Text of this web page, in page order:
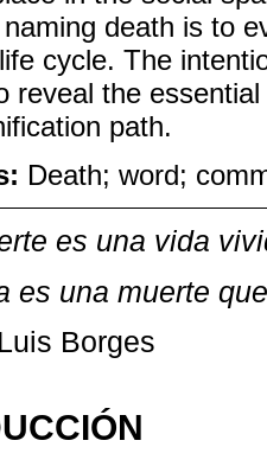
death is to
cycle. The
reveal the
path.
Death; word;
es una vida
es una muerte
Borges